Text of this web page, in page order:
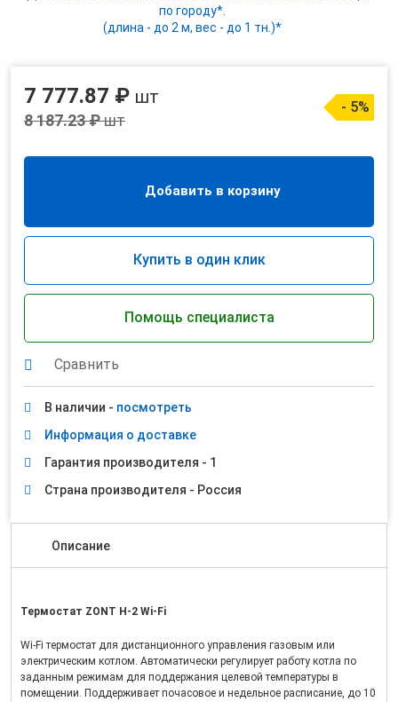
по городу*.
(длина - до 2 м, вес - до 1 тн.)*
7 777.87 ₽ шт
8 187.23 ₽шт
- 5%
Добавить в корзину
Купить в один клик
Помощь специалиста
Сравнить
В наличии - посмотреть
Информация о доставке
Гарантия производителя - 1
Страна производителя - Россия
Описание
Термостат ZONT Н-2 Wi-Fi
Wi-Fi термостат для дистанционного управления газовым или
электрическим котлом. Автоматически регулирует работу котла по
заданным режимам для поддержания целевой температуры в
помещении. Поддерживает почасовое и недельное расписание, до 10